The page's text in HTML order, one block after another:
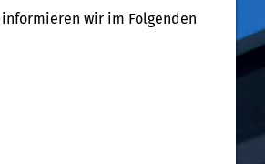
informieren wir im Folgenden